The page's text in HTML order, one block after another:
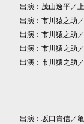
出演：茂山逸平／
出演：市川猿之助
出演：市川猿之助
出演：市川猿之助
出演：市川猿之助
出演：坂口貴信／